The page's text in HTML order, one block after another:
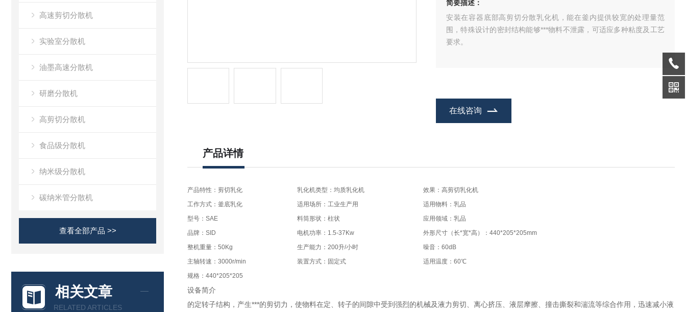
高速剪切分散机
实验室分散机
油墨高速分散机
研磨分散机
高剪切分散机
食品级分散机
纳米级分散机
碳纳米管分散机
查看全部产品 >>
相关文章
RELATED ARTICLES
简要描述：
安装在容器底部高剪切分散乳化机，能在釜内提供较宽的处理量范
围，特殊设计的密封结构能够***物料不泄露，可适应多种粘度及工艺
要求。
在线咨询
产品详情
产品特性：剪切乳化 乳化机类型：均质乳化机
效果：高剪切乳化机
工作方式：釜底乳化
适用场所：工业生产用
适用物料：乳品
型号：SAE
料筒形状：柱状
应用领域：乳品
品牌：SID
电机功率：1.5-37Kw
外形尺寸（长*宽*高）：440*205*205mm
整机重量：50Kg
生产能力：200升/小时
噪音：60dB
主轴转速：3000r/min
装置方式：固定式
适用温度：60℃
规格：440*205*205
设备简介
的定转子结构，产生***的剪切力，使物料在定、转子的间隙中受到强烈的机械及液力剪切、离心挤压、液层摩擦、撞击撕裂和湍流等综合作用，迅速减小液